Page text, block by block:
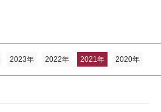
2023年 2022年 2021年 2020年